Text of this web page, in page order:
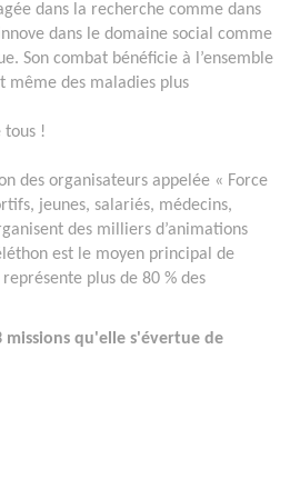
dans la recherche comme dans
innove dans le domaine social comme
Son combat bénéficie à l’ensemble
même des maladies plus
tous !
des organisateurs appelée « Force
jeunes, salariés, médecins,
des milliers d’animations
est le moyen principal de
plus de 80 % des
missions qu'elle s'évertue de